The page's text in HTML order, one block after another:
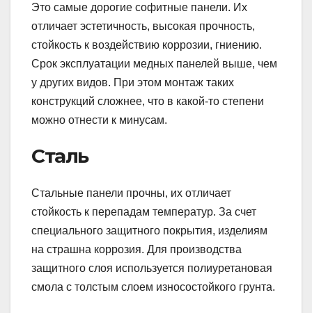
Это самые дорогие софитные панели. Их
отличает эстетичность, высокая прочность,
стойкость к воздействию коррозии, гниению.
Срок эксплуатации медных панелей выше, чем
у других видов. При этом монтаж таких
конструкций сложнее, что в какой-то степени
можно отнести к минусам.
Сталь
Стальные панели прочны, их отличает
стойкость к перепадам температур. За счет
специального защитного покрытия, изделиям
на страшна коррозия. Для производства
защитного слоя используется полиуретановая
смола с толстым слоем износостойкого грунта.